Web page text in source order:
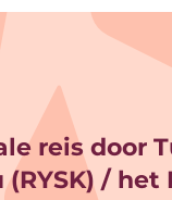
reis door
(RYSK) /